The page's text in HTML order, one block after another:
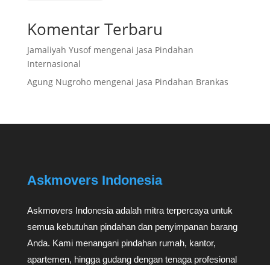
Komentar Terbaru
Jamaliyah Yusofmengenai Jasa Pindahan
Internasional
Agung Nugrohomengenai Jasa Pindahan Brankas
Askmovers Indonesia
Askmovers Indonesia adalah mitra terpercaya untuk
semua kebutuhan pindahan dan penyimpanan barang
Anda. Kami menangani pindahan rumah, kantor,
apartemen, hingga gudang dengan tenaga profesional